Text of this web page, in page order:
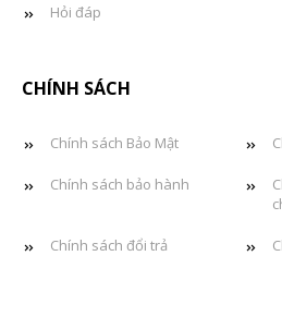
Hỏi đáp
CHÍNH SÁCH
Chính sách Bảo Mật
Chính sách bảo hành
Chính sách đổi trả